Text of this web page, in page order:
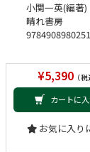
小関一英(編著)
晴れ書房
9784908980251
¥5,390（税
カートに
お気に入り